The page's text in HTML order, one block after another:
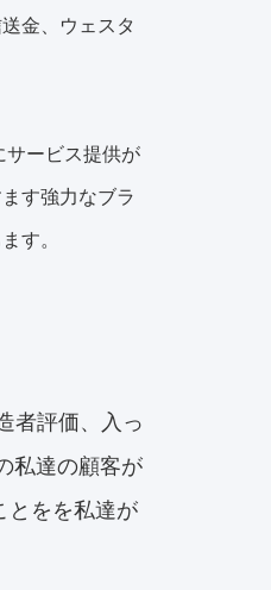
金、ウェスタ
サービス提供が
す強力なブラ
す。
者評価、入っ
私達の顧客が
とをを私達が